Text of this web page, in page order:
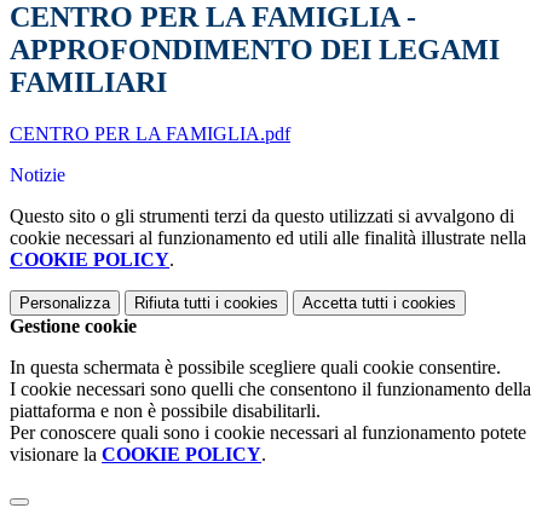
CENTRO PER LA FAMIGLIA -
APPROFONDIMENTO DEI LEGAMI
FAMILIARI
CENTRO PER LA FAMIGLIA.pdf
Notizie
Questo sito o gli strumenti terzi da questo utilizzati si avvalgono di
cookie necessari al funzionamento ed utili alle finalità illustrate nella
COOKIE POLICY.
Personalizza Rifiuta tutti i cookies Accetta tutti i cookies
Gestione cookie
In questa schermata è possibile scegliere quali cookie consentire.
I cookie necessari sono quelli che consentono il funzionamento della
piattaforma e non è possibile disabilitarli.
Per conoscere quali sono i cookie necessari al funzionamento potete
visionare la COOKIE POLICY.